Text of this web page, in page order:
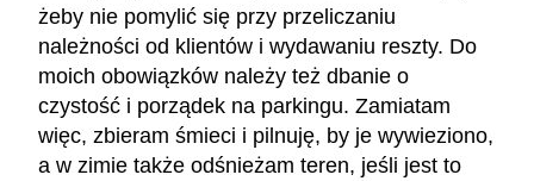
żeby nie pomylić się przy przeliczaniu
należności od klientów i wydawaniu reszty. Do
moich obowiązków należy też dbanie o
czystość i porządek na parkingu. Zamiatam
więc, zbieram śmieci i pilnuję, by je wywieziono,
a w zimie także odśnieżam teren, jeśli jest to